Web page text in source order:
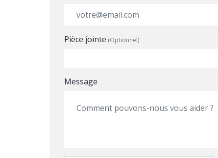
Pièce jointe (Optionnel)
Message